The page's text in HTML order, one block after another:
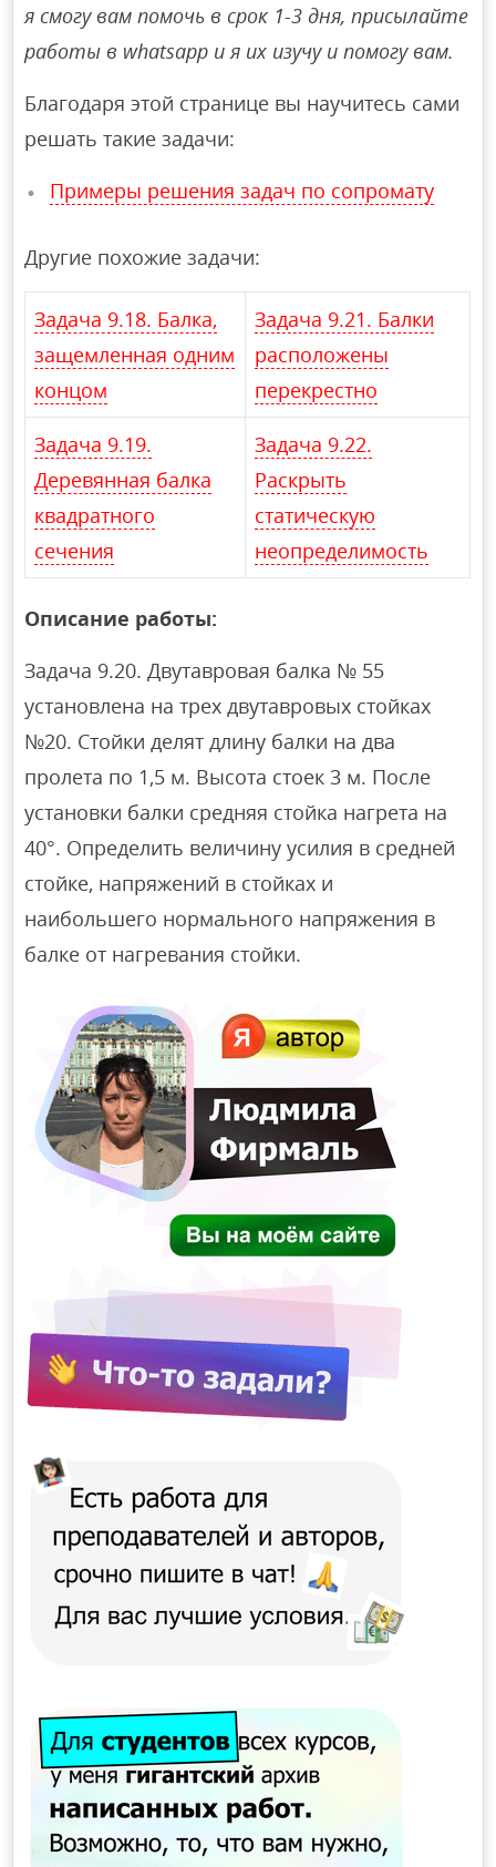
я смогу вам помочь в срок 1-3 дня, присылайте
работы в whatsapp и я их изучу и помогу вам.
Благодаря этой странице вы научитесь сами
решать такие задачи:
Примеры решения задач по сопромату
Другие похожие задачи:
Задача 9.18. Балка,
защемленная одним
концом
Задача 9.21. Балки
расположены
перекрестно
Задача 9.19.
Деревянная балка
квадратного
сечения
Задача 9.22.
Раскрыть
статическую
неопределимость
Описание работы:
Задача 9.20. Двутавровая балка № 55
установлена на трех двутавровых стойках
№20. Стойки делят длину балки на два
пролета по 1,5 м. Высота стоек 3 м. После
установки балки средняя стойка нагрета на
40°. Определить величину усилия в средней
стойке, напряжений в стойках и
наибольшего нормального напряжения в
балке от нагревания стойки.